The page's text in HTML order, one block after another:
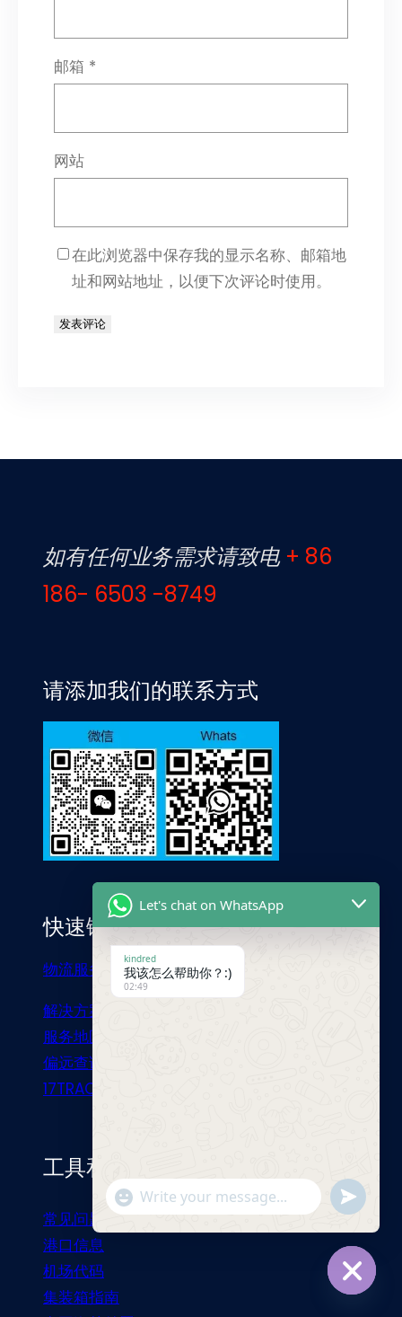
邮箱 *
网站
在此浏览器中保存我的显示名称、邮箱地
址和网站地址，以便下次评论时使用。
如有任何业务需求请致电 + 86
186- 6503 -8749
请添加我们的联系方式
快速链接
物流服务
解决方案
服务地区
偏远查询
17TRACK
工具和资源
常见问题
港口信息
机场代码
集装箱指南
Let's chat on WhatsApp
kindred
我该怎么帮助你？:)
02:49
"+chaty_settings.lang.emoji_picker+"
Send
WhatsApp